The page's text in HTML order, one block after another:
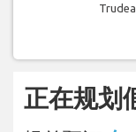
正在规划